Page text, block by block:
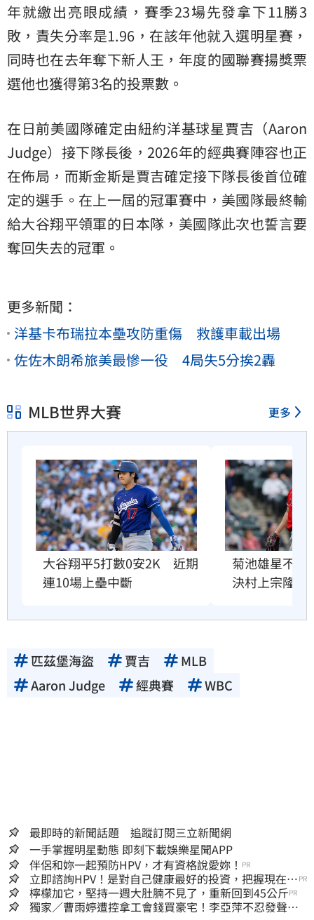
年就繳出亮眼成績，賽季23場先發拿下11勝3
敗，責失分率是1.96，在該年他就入選明星賽，
同時也在去年奪下新人王，年度的國聯賽揚獎票
選他也獲得第3名的投票數。
在日前美國隊確定由紐約洋基球星賈吉（Aaron
Judge）接下隊長後，2026年的經典賽陣容也正
在佈局，而斯金斯是賈吉確定接下隊長後首位確
定的選手。在上一屆的冠軍賽中，美國隊最終輸
給大谷翔平領軍的日本隊，美國隊此次也誓言要
奪回失去的冠軍。
更多新聞：
洋基卡布瑞拉本壘攻防重傷 救護車載出場
佐佐木朗希旅美最慘一役 4局失5分挨2轟
MLB世界大賽 更多
大谷翔平5打數0安2K　近期
連10場上壘中斷
菊池雄星不適
決村上宗隆1次
匹茲堡海盜 賈吉
MLB
Aaron Judge
經典賽 WBC
最即時的新聞話題 追蹤訂閱三立新聞網
一手掌握明星動態 即刻下載娛樂星聞APP
伴侶和妳一起預防HPV，才有資格說愛妳！ PR
立即諮詢HPV！是對自己健康最好的投資，把握現在不
嫌晚！
PR
檸檬加它，堅持一週大肚腩不見了，重新回到45公斤PR
獨家／曹雨婷遭控拿工會錢買豪宅！李亞萍不忍發聲：